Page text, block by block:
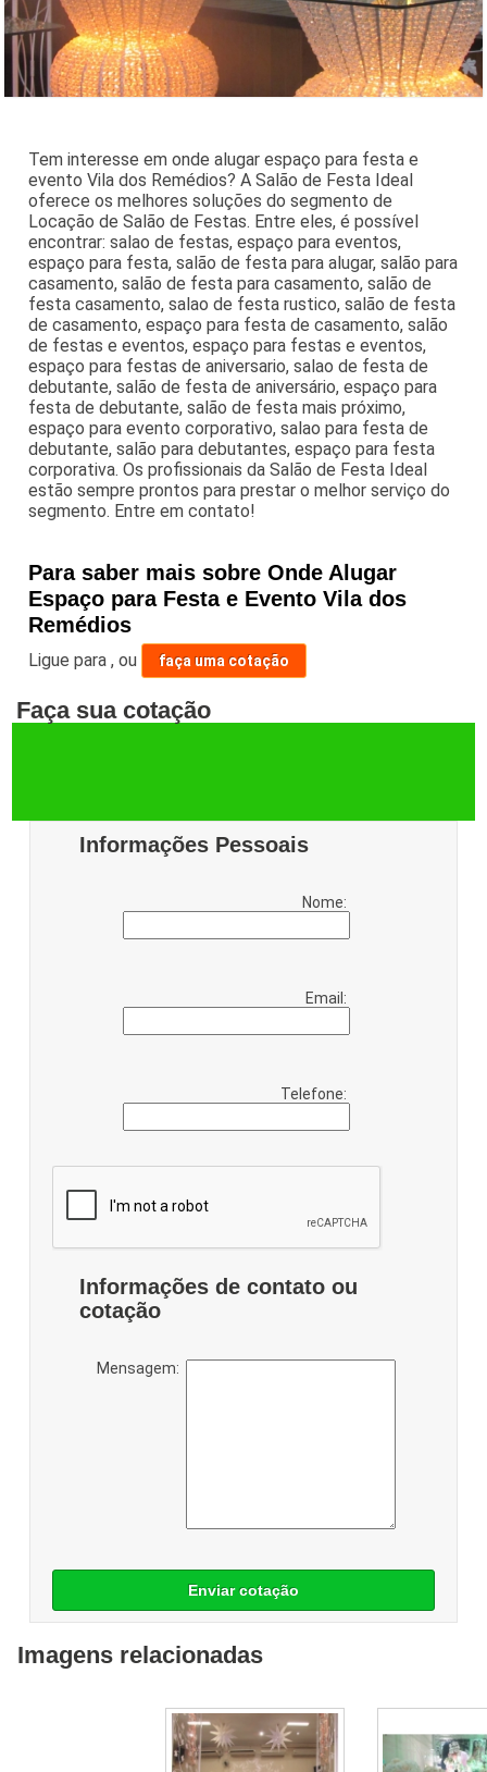
Tem interesse em onde alugar espaço para festa e
evento Vila dos Remédios? A Salão de Festa Ideal
oferece os melhores soluções do segmento de
Locação de Salão de Festas. Entre eles, é possível
encontrar: salao de festas, espaço para eventos,
espaço para festa, salão de festa para alugar, salão para
casamento, salão de festa para casamento, salão de
festa casamento, salao de festa rustico, salão de festa
de casamento, espaço para festa de casamento, salão
de festas e eventos, espaço para festas e eventos,
espaço para festas de aniversario, salao de festa de
debutante, salão de festa de aniversário, espaço para
festa de debutante, salão de festa mais próximo,
espaço para evento corporativo, salao para festa de
debutante, salão para debutantes, espaço para festa
corporativa. Os profissionais da Salão de Festa Ideal
estão sempre prontos para prestar o melhor serviço do
segmento. Entre em contato!
Para saber mais sobre Onde Alugar
Espaço para Festa e Evento Vila dos
Remédios
Ligue para,ou faça uma cotação
Faça sua cotação
Informações Pessoais
Nome:
Email:
Telefone:
Informações de contato ou
cotação
Mensagem:
Enviar cotação
Imagens relacionadas